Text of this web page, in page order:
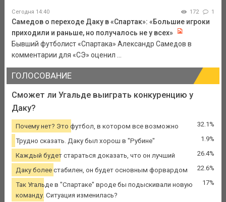
Сегодня 14:40 172 1
Самедов о переходе Даку в «Спартак»: «Большие игроки
приходили и раньше, но получалось не у всех»
Бывший футболист «Спартака» Александр Самедов в
комментарии для «СЭ» оценил ...
ГОЛОСОВАНИЕ
Сможет ли Угальде выиграть конкуренцию у
Даку?
Почему нет? Это футбол, в котором все возможно 32.1%
Трудно сказать. Даку был хорош в "Рубине" 1.9%
Каждый будет стараться доказать, что он лучший 26.4%
Даку более стабилен, он будет основным форвардом 22.6%
Так Угальде в "Спартаке" вроде бы подыскивали новую
команду. Ситуация изменилась?
17%